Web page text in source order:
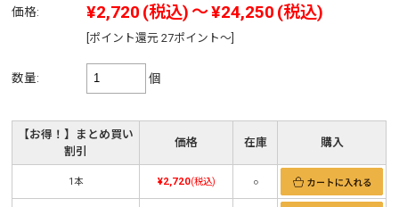
価格: ¥2,720 (税込) ～¥24,250 (税込)
[ポイント還元 27ポイント～]
数量: 個
【お得！】まとめ買い
割引
価格 在庫 購入
1本 ¥2,720(税込) ○